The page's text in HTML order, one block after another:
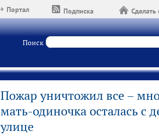
Сделать
Подписка
Портал
Поиск
Пожар уничтожил все –
мать-одиночка осталась с
улице